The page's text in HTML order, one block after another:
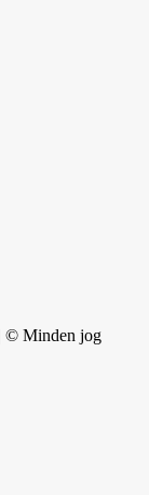
© Minden jog